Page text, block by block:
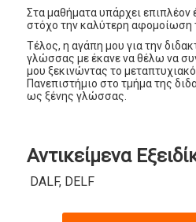
Στα μαθήματα υπάρχει επιπλέον
στόχο την καλύτερη αφομοίωση
Τέλος, η αγάπη μου για την
γλώσσας με έκανε να θέλω να
μου ξεκινώντας το
Πανεπιστήμιο στο τμήμα της
ως ξένης γλώσσας.
Αντικείμενα
DALF, DELF